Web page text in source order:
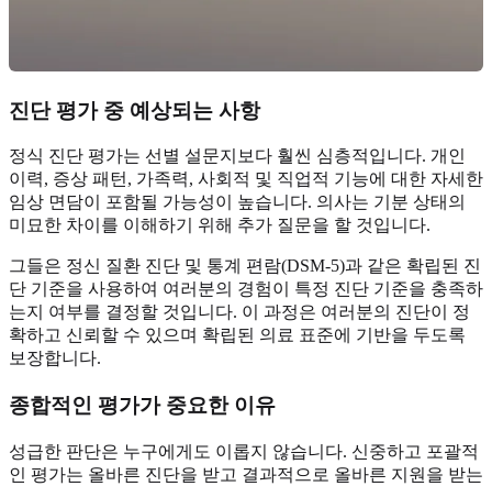
진단 평가 중 예상되는 사항
정식 진단 평가는 선별 설문지보다 훨씬 심층적입니다. 개인
이력, 증상 패턴, 가족력, 사회적 및 직업적 기능에 대한 자세한
임상 면담이 포함될 가능성이 높습니다. 의사는 기분 상태의
미묘한 차이를 이해하기 위해 추가 질문을 할 것입니다.
그들은 정신 질환 진단 및 통계 편람(DSM-5)과 같은 확립된 진
단 기준을 사용하여 여러분의 경험이 특정 진단 기준을 충족하
는지 여부를 결정할 것입니다. 이 과정은 여러분의 진단이 정
확하고 신뢰할 수 있으며 확립된 의료 표준에 기반을 두도록
보장합니다.
종합적인 평가가 중요한 이유
성급한 판단은 누구에게도 이롭지 않습니다. 신중하고 포괄적
인 평가는 올바른 진단을 받고 결과적으로 올바른 지원을 받는